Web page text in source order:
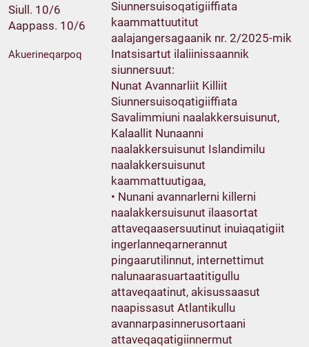
Siull. 10/6
Aappass. 10/6
Akuerineqarpoq
Siunnersuisoqatigiiffiata
kaammattuutitut
aalajangersagaanik nr. 2/2025-mik
Inatsisartut ilaliinissaannik
siunnersuut:
Nunat Avannarliit Killiit
Siunnersuisoqatigiiffiata
Savalimmiuni naalakkersuisunut,
Kalaallit Nunaanni
naalakkersuisunut Islandimilu
naalakkersuisunut
kaammattuutigaa,
• Nunani avannarlerni killerni
naalakkersuisunut ilaasortat
attaveqaasersuutinut inuiaqatigiit
ingerlanneqarnerannut
pingaarutilinnut, internettimut
nalunaarasuartaatitigullu
attaveqaatinut, akisussaasut
naapissasut Atlantikullu
avannarpasinnerusortaani
attaveqaqatigiinnermut